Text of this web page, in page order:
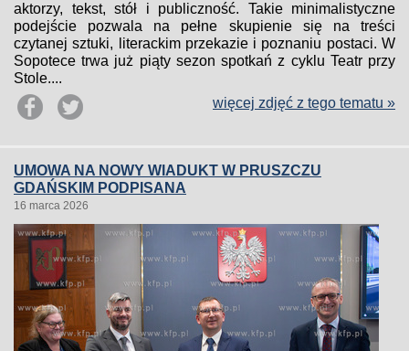
aktorzy, tekst, stół i publiczność. Takie minimalistyczne
podejście pozwala na pełne skupienie się na treści
czytanej sztuki, literackim przekazie i poznaniu postaci. W
Sopotece trwa już piąty sezon spotkań z cyklu Teatr przy
Stole....
więcej zdjęć z tego tematu »
UMOWA NA NOWY WIADUKT W PRUSZCZU
GDAŃSKIM PODPISANA
16 marca 2026